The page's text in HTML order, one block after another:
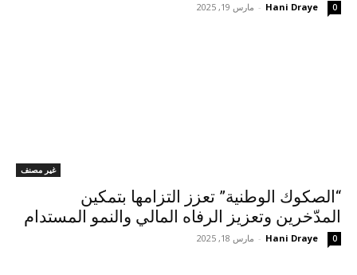
Hani Draye
- مارس 19, 2025 0
غير مصنف
“الصكوك الوطنية” تعزز التزامها بتمكين
المدّخرين وتعزيز الرفاه المالي والنمو المستدام
Hani Draye
- مارس 18, 2025 0